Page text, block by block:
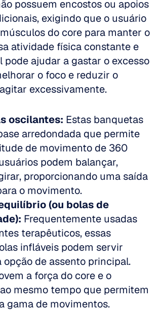
possuem encostos ou apoios
exigindo que o usuário
do core para manter o
atividade física constante e
pode ajudar a gastar o excesso
o foco e reduzir o
excessivamente.
oscilantes: Estas banquetas
arredondada que permite
de movimento de 360
podem balançar,
proporcionando uma saída
o movimento.
(ou bolas de
Frequentemente usadas
terapêuticos, essas
infláveis podem servir
opção de assento principal.
a força do core e o
mesmo tempo que permitem
gama de movimentos.